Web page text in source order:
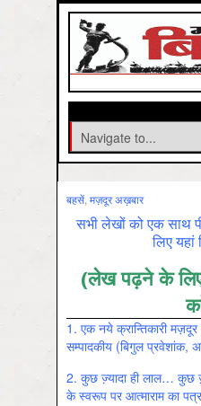
बहसें, मज़दूर अख़बार
सभी लेखों को एक साथ
लिए
(लेख पढ़ने के
1. एक नये क्रान्तिकारी
सम्पादकीय (बिगुल प्रवेशांक,
2. कुछ ज्‍़यादा ही लाल… कुछ
के स्वरूप पर आत्माराम का